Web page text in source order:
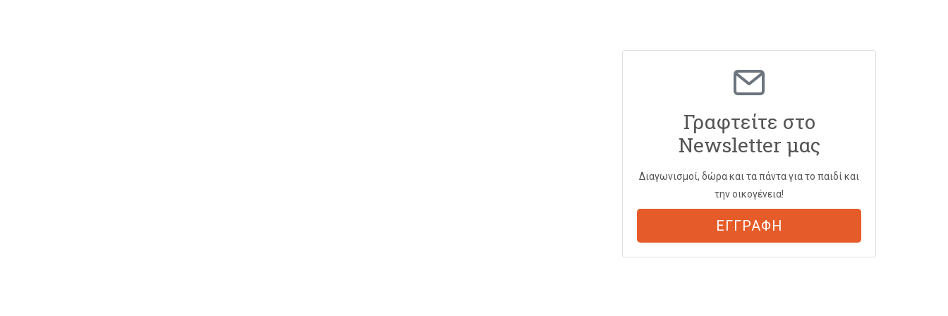
Γραφτείτε στο
Newsletter μας
Διαγωνισμοί, δώρα και τα πάντα για το παιδί και
την οικογένεια!
ΕΓΓΡΑΦΗ